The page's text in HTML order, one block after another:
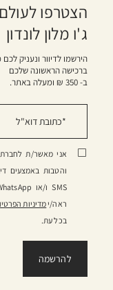
הצטרפו
ג'ו מלון לונדון
הירשמו לדיוור ונעניק
ברכישה הראשונה שלכם
ב- 350 ₪ ומעלה באתר.
אני מאשר/ת
והטבות באמצעים
ראה/ימדיניות
בכל עת.